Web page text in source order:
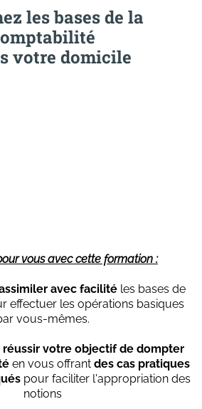
les bases de la
votre domicile
vous avec cette formation :
avec facilité les bases de
effectuer les opérations basiques
vous-mêmes.
réussir votre objectif de dompter
en vous offrant des cas pratiques
pour faciliter l'appropriation des
notions